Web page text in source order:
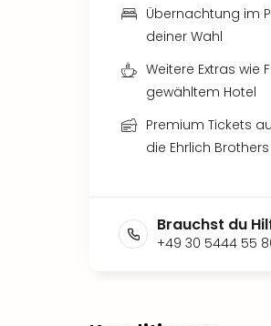
Übernachtung im
deiner Wahl
Weitere Extras wie
gewähltem Hotel
Premium Tickets
die Ehrlich
Brauchst du
+49 30 5444 55